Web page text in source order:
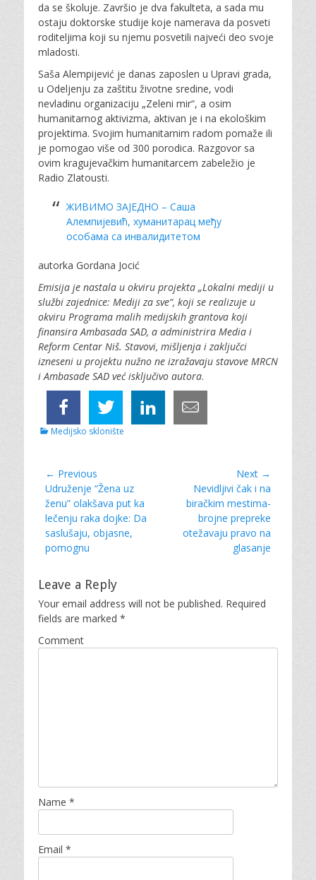
da se školuje. Završio je dva fakulteta, a sada mu
ostaju doktorske studije koje namerava da posveti
roditeljima koji su njemu posvetili najveći deo svoje
mladosti.
Saša Alempijević je danas zaposlen u Upravi grada,
u Odeljenju za zaštitu životne sredine, vodi
nevladinu organizaciju „Zeleni mir“, a osim
humanitarnog aktivizma, aktivan je i na ekološkim
projektima. Svojim humanitarnim radom pomaže ili
je pomogao više od 300 porodica. Razgovor sa
ovim kragujevačkim humanitarcem zabeležio je
Radio Zlatousti.
ЖИВИМО ЗАЈЕДНО – Саша
Алемпијевић, хуманитарац међу
особама са инвалидитетом
autorka Gordana Jocić
Emisija je nastala u okviru projekta „Lokalni mediji u
službi zajednice: Mediji za sve“, koji se realizuje u
okviru Programa malih medijskih grantova koji
finansira Ambasada SAD, a administrira Media i
Reform Centar Niš. Stavovi, mišljenja i zaključci
izneseni u projektu nužno ne izražavaju stavove MRCN
i Ambasade SAD već isključivo autora.
C
Medijsko sklonište
Post
navigation
← Previous
Previous
post:
Udruženje “Žena uz
ženu” olakšava put ka
lečenju raka dojke: Da
saslušaju, objasne,
pomognu
Next →
Nevidljivi čak i na
biračkim mestima-
brojne prepreke
otežavaju pravo na
glasanje
Leave a Reply
Your email address will not be published. Required
fields are marked *
Comment
Name *
Email *